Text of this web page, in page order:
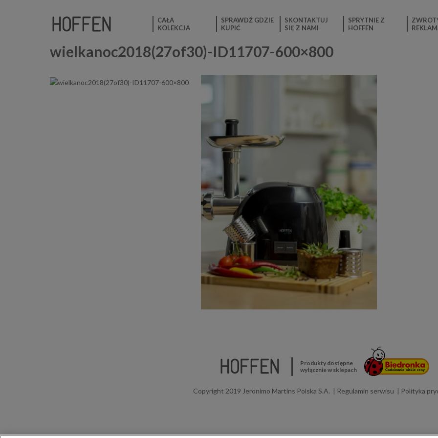
CAŁA
KOLEKCJA
SPRAWDŹ GDZIE
KUPIĆ
SKONTAKTUJ
SIĘ Z NAMI
SPRYTNIE Z
HOFFEN
wielkanoc2018(27of30)-ID11707-600×800
Produkty dostępne
wyłącznie w sklepach
Copyright 2019 Jeronimo Martins Polska S.A. Regulamin serwisu Polityka